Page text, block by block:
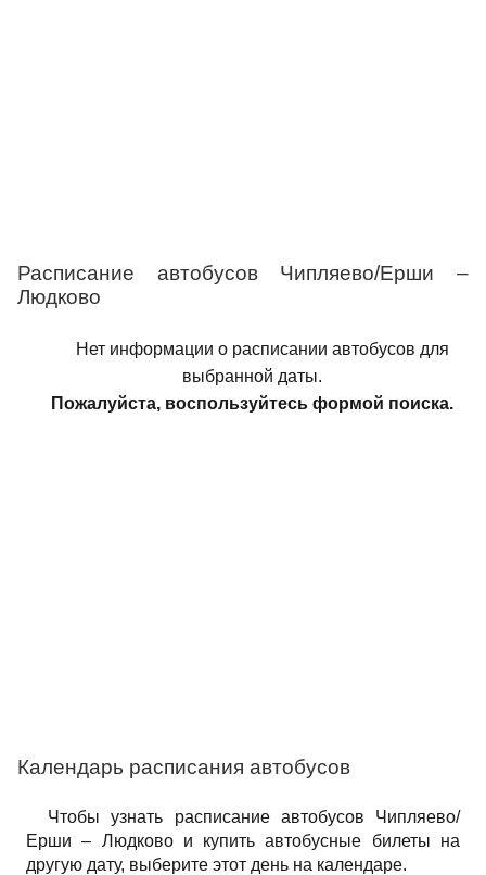
Расписание автобусов Чипляево/Ерши –
Людково
Нет информации о расписании автобусов для
выбранной даты.
Пожалуйста, воспользуйтесь формой поиска.
Календарь расписания автобусов
Чтобы узнать расписание автобусов Чипляево/
Ерши – Людково и купить автобусные билеты на
другую дату, выберите этот день на календаре.